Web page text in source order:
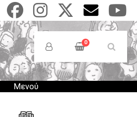
Anonymous
Users
Menu
0
Μενού